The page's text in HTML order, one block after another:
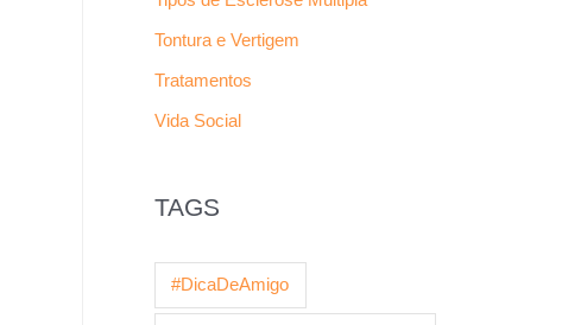
Tontura e Vertigem
Tratamentos
Vida Social
TAGS
#DicaDeAmigo